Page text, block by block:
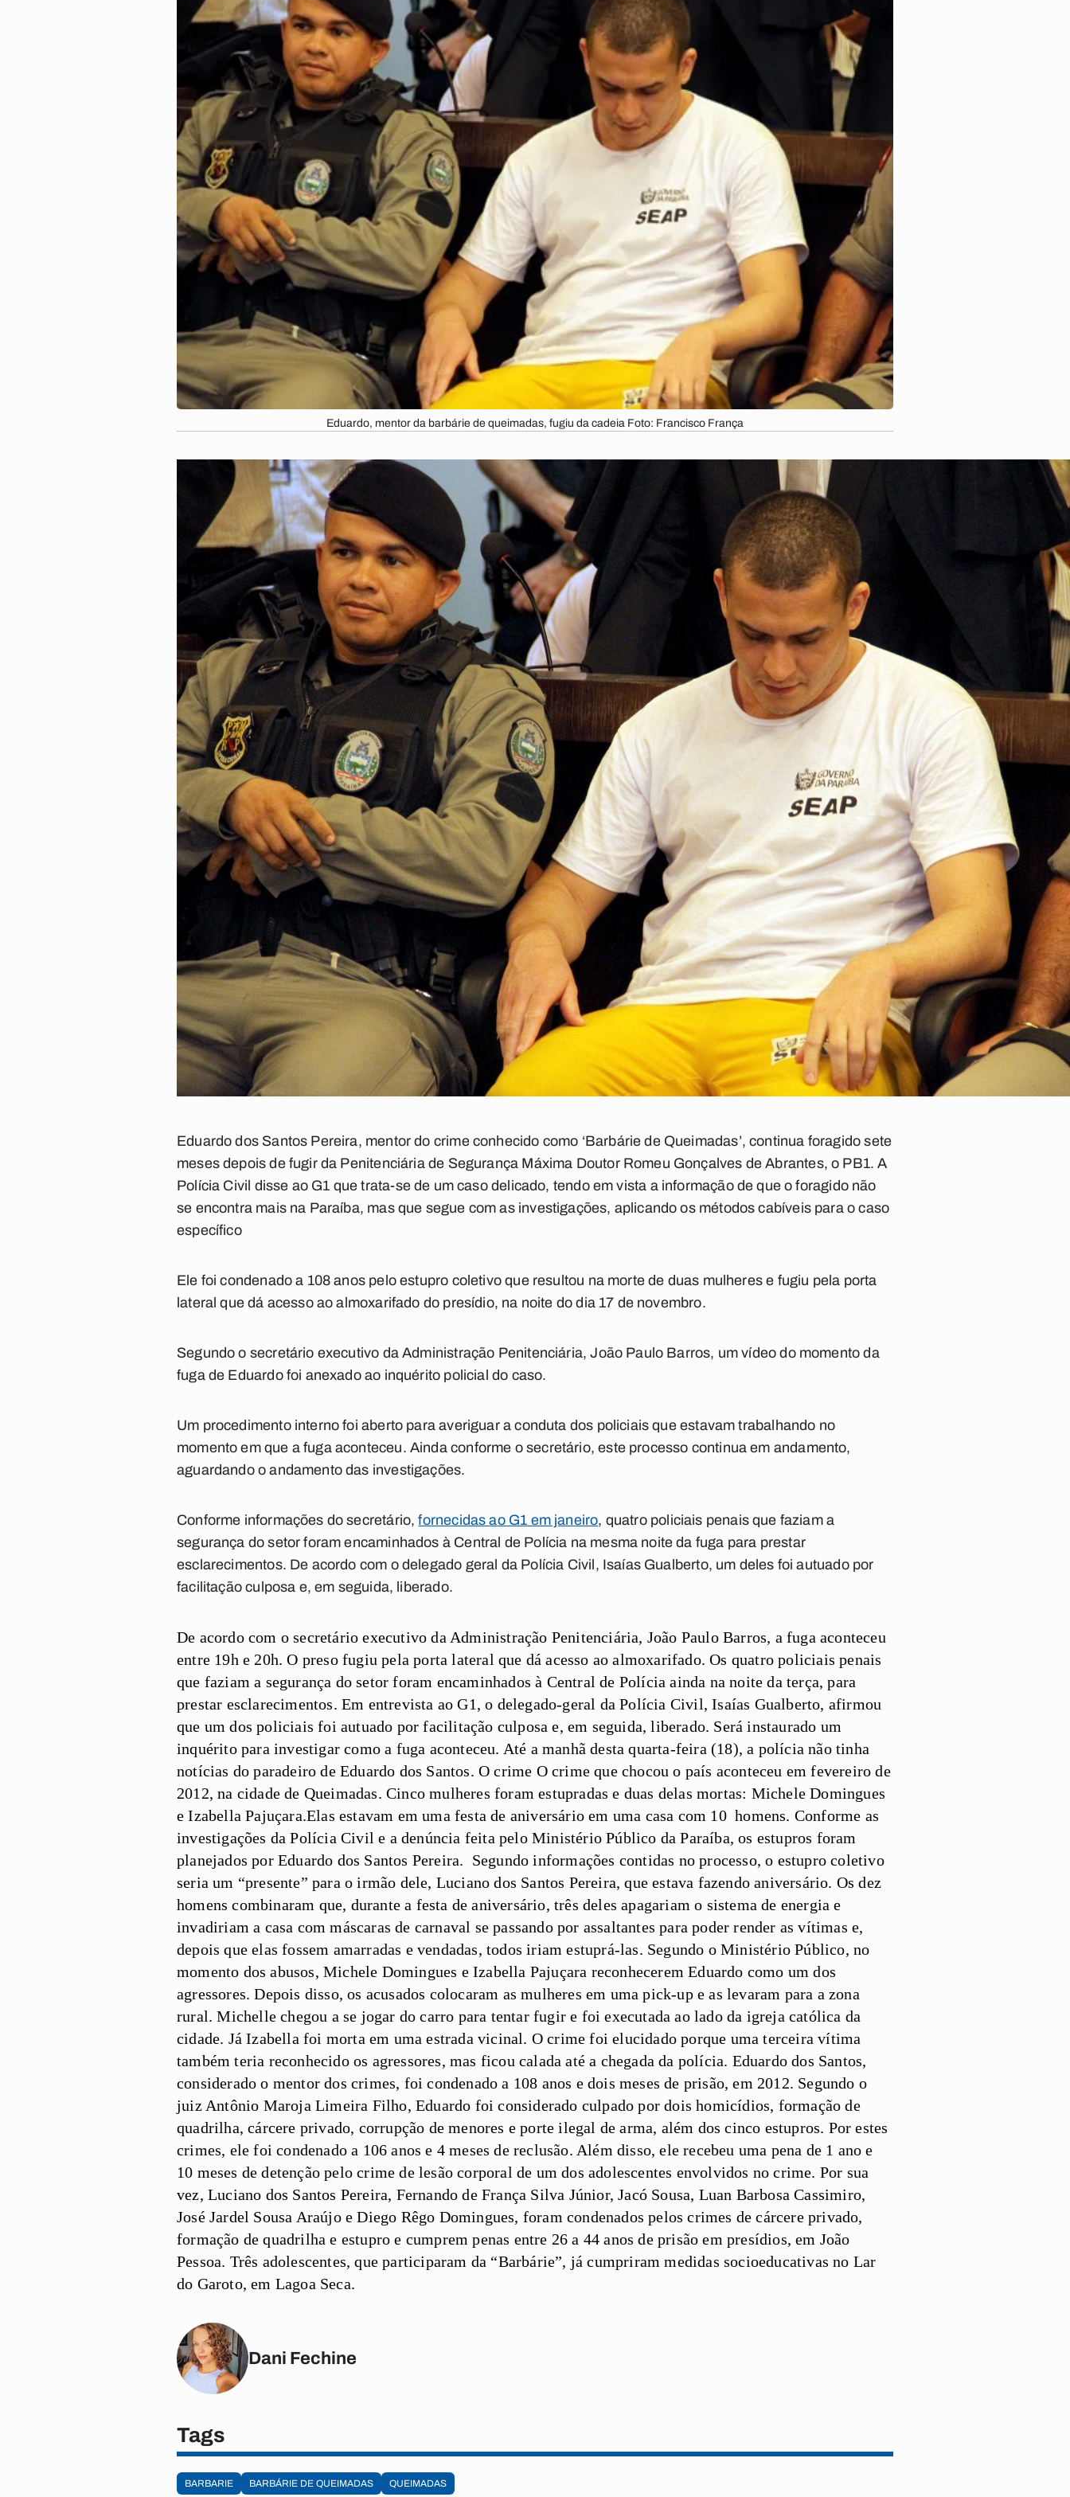
Eduardo, mentor da barbárie de queimadas, fugiu da cadeia Foto: Francisco França
Eduardo dos Santos Pereira, mentor do crime conhecido como ‘Barbárie de Queimadas’, continua foragido sete
meses depois de fugir da Penitenciária de Segurança Máxima Doutor Romeu Gonçalves de Abrantes, o PB1. A
Polícia Civil disse aoG1 que trata-se de um caso delicado, tendo em vista a informação de que o foragido não
se encontra mais na Paraíba, mas que segue com as investigações, aplicando os métodos cabíveis para o caso
específico
Ele foi condenado a 108 anos pelo estupro coletivo que resultou na morte de duas mulheres e fugiu pela porta
lateral que dá acesso ao almoxarifado do presídio, na noite do dia 17 de novembro.
Segundo o secretário executivo da Administração Penitenciária, João Paulo Barros, um vídeo do momento da
fuga de Eduardo foi anexado ao inquérito policial do caso.
Um procedimento interno foi aberto para averiguar a conduta dos policiais que estavam trabalhando no
momento em que a fuga aconteceu. Ainda conforme o secretário, este processo continua em andamento,
aguardando o andamento das investigações.
Conforme informações do secretário,fornecidas ao G1 em janeiro, quatro policiais penais que faziam a
segurança do setor foram encaminhados à Central de Polícia na mesma noite da fuga para prestar
esclarecimentos. De acordo com o delegado geral da Polícia Civil, Isaías Gualberto, um deles foi autuado por
facilitação culposa e, em seguida, liberado.
De acordo com o secretário executivo da Administração Penitenciária, João Paulo Barros, a fuga aconteceu
entre 19h e 20h. O preso fugiu pela porta lateral que dá acesso ao almoxarifado. Os quatro policiais penais
que faziam a segurança do setor foram encaminhados à Central de Polícia ainda na noite da terça, para
prestar esclarecimentos. Em entrevista aoG1, o delegado-geral da Polícia Civil, Isaías Gualberto, afirmou
que um dos policiais foi autuado por facilitação culposa e, em seguida, liberado. Será instaurado um
inquérito para investigar como a fuga aconteceu. Até a manhã desta quarta-feira (18), a polícia não tinha
notícias do paradeiro de Eduardo dos Santos.O crime O crime que chocou o país aconteceu em fevereiro de
2012, na cidade de Queimadas. Cinco mulheres foram estupradas e duas delas mortas: Michele Domingues
e Izabella Pajuçara.Elas estavam em uma festa de aniversário em uma casa com 10 homens. Conforme as
investigações da Polícia Civil e a denúncia feita pelo Ministério Público da Paraíba, os estupros foram
planejados por Eduardo dos Santos Pereira. Segundo informações contidas no processo, o estupro coletivo
seria um “presente” para o irmão dele, Luciano dos Santos Pereira, que estava fazendo aniversário. Os dez
homens combinaram que, durante a festa de aniversário, três deles apagariam o sistema de energia e
invadiriam a casa com máscaras de carnaval se passando por assaltantes para poder render as vítimas e,
depois que elas fossem amarradas e vendadas, todos iriam estuprá-las. Segundo o Ministério Público, no
momento dos abusos, Michele Domingues e Izabella Pajuçara reconhecerem Eduardo como um dos
agressores. Depois disso, os acusados colocaram as mulheres em uma pick-up e as levaram para a zona
rural. Michelle chegou a se jogar do carro para tentar fugir e foi executada ao lado da igreja católica da
cidade. Já Izabella foi morta em uma estrada vicinal. O crime foi elucidado porque uma terceira vítima
também teria reconhecido os agressores, mas ficou calada até a chegada da polícia. Eduardo dos Santos,
considerado o mentor dos crimes, foi condenado a 108 anos e dois meses de prisão, em 2012. Segundo o
juiz Antônio Maroja Limeira Filho, Eduardo foi considerado culpado por dois homicídios, formação de
quadrilha, cárcere privado, corrupção de menores e porte ilegal de arma, além dos cinco estupros. Por estes
crimes, ele foi condenado a 106 anos e 4 meses de reclusão. Além disso, ele recebeu uma pena de 1 ano e
10 meses de detenção pelo crime de lesão corporal de um dos adolescentes envolvidos no crime. Por sua
vez, Luciano dos Santos Pereira, Fernando de França Silva Júnior, Jacó Sousa, Luan Barbosa Cassimiro,
José Jardel Sousa Araújo e Diego Rêgo Domingues, foram condenados pelos crimes de cárcere privado,
formação de quadrilha e estupro e cumprem penas entre 26 a 44 anos de prisão em presídios, em João
Pessoa. Três adolescentes, que participaram da “Barbárie”, já cumpriram medidas socioeducativas no Lar
do Garoto, em Lagoa Seca.
Dani Fechine
Tags
BARBARIE BARBÁRIE DE QUEIMADAS QUEIMADAS